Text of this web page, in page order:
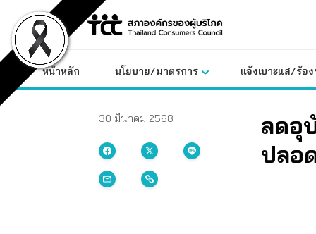
content
หน้าหลัก นโยบาย/มาตรการ แจ้งเบาะแส/ร้อ
30 มีนาคม 2568
ลดอุ
ปลอ